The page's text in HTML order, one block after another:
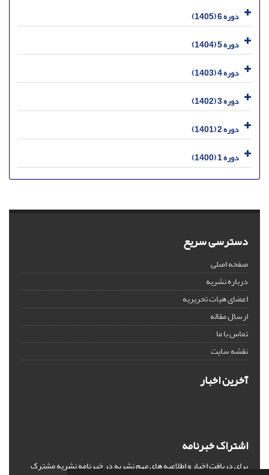
دوره 6 (1405)
دوره 5 (1404)
دوره 4 (1403)
دوره 3 (1402)
دوره 2 (1401)
دوره 1 (1400)
دسترسی سریع
صفحه اصلی
درباره نشریه
اعضای هیات تحریریه
ارسال مقاله
تماس با ما
نقشه سایت
آخرین اخبار
اشتراک خبرنامه
برای دریافت اخبار و اطلاعیه های مهم نشریه در خبرنامه نشریه مشترک